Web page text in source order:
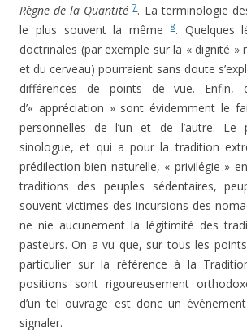
Règne de la Quantité7. La terminologie
le plus souvent la même8. Quelques
doctrinales (par exemple sur la « dignité
et du cerveau) pourraient sans doute
différences de points de vue. Enfin,
d’« appréciation » sont évidem­ment le
personnelles de l’un et de l’autre. Le
sinologue, et qui a pour la tradition
prédilection bien naturelle, « privilégie »
tra­ditions des peuples sédentaires,
souvent victimes des incursions des
ne nie aucunement la légitimité des
pasteurs. On a vu que, sur tous les
particulier sur la référence à la
positions sont rigou­reusement
d’un tel ouvrage est donc un
signaler.